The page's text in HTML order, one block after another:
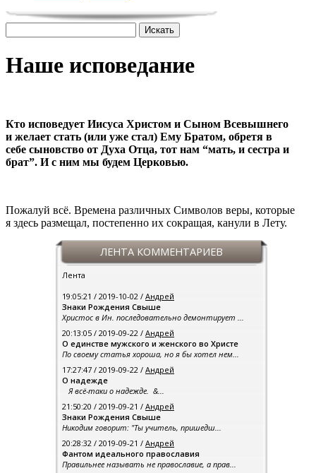
Наше исповедание
Кто исповедует Иисуса Христом и Сыном Всевышнего
и желает стать (или уже стал) Ему Братом, обретя в
себе сыновство от Духа Отца, тот нам “мать, и сестра и
брат”. И с ним мы будем Церковью.
Пожалуй всё. Времена различных Символов веры, которые
я здесь размещал, постепенно их сокращая, канули в Лету.
ЛЕНТА КОММЕНТАРИЕВ
Лента
19:05:21 / 2019-10-02 / Андрей
Знаки Рождения Свыше
Христос в Ин. последовательно демонтирует ...
20:13:05 / 2019-09-22 / Андрей
О единстве мужского и женского во Христе
По своему статья хороша, но я бы хотел нем...
17:27:47 / 2019-09-22 / Андрей
О надежде
Я всё-таки о надежде. &...
21:50:20 / 2019-09-21 / Андрей
Знаки Рождения Свыше
Никодим говорит: "Ты учитель, пришедш...
20:28:32 / 2019-09-21 / Андрей
Фантом идеального православия
Правильнее называть не православие, а прав...